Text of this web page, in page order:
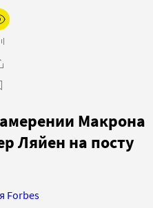
Макрона
Ляйен на посту
Forbes